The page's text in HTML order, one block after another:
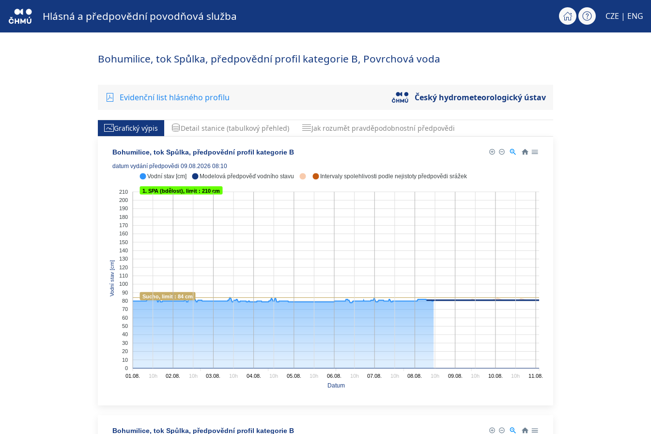
Hlásná a předpovědní povodňová služba CZE | ENG
Bohumilice, tok Spůlka, předpovědní profil kategorie B, Povrchová voda
Evidenční list hlásného profilu Český hydrometeorologický ústav
Grafický výpis Detail stanice (tabulkový přehled) Jak rozumět pravděpodobnostní předpovědi
Vodní stav [cm] Modelová předpověď vodního stavu Intervaly spolehlivosti podle nejistoty předpovědi srážek
Bohumilice, tok Spůlka, předpovědní profil kategorie B
datum vydání předpovědi 09.08.2026 08:10
210
200
190
180
170
160
150
140
130
120
110
100
90
80
70
60
50
40
30
20
10
0
Vodní stav [cm]
Datum
Sucho, limit : 84 cm
1. SPA (bdělost), limit : 210 cm
01.08. 10h 02.08. 10h 03.08. 10h 04.08. 10h 05.08. 10h 06.08. 10h 07.08. 10h 08.08. 11.08.
10h
10.08.
10h
09.08.
10h
Bohumilice, tok Spůlka, předpovědní profil kategorie B